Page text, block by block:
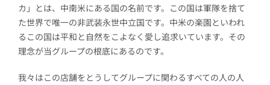
カ」とは、中南米にある国の名前です。この国は軍隊を捨て
た世界で唯一の非武装永世中立国です。中米の楽園といわれ
るこの国は平和と自然をこよなく愛し追求いています。その
理念が当グループの根底にあるのです。
我々はこの店舗をとうしてグループに関わるすべての人の人